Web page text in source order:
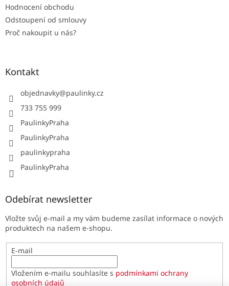
Hodnocení obchodu
Odstoupení od smlouvy
Proč nakoupit u nás?
Kontakt
objednavky@paulinky.cz
733 755 999
PaulinkyPraha
PaulinkyPraha
paulinkypraha
PaulinkyPraha
Odebírat newsletter
Vložte svůj e-mail a my vám budeme zasílat informace o nových
produktech na našem e-shopu.
E-mail
Vložením e-mailu souhlasíte s podmínkami ochrany
osobních údajů